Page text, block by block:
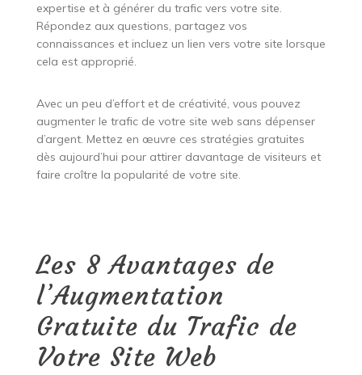
expertise et à générer du trafic vers votre site.
Répondez aux questions, partagez vos
connaissances et incluez un lien vers votre site lorsque
cela est approprié.
Avec un peu d’effort et de créativité, vous pouvez
augmenter le trafic de votre site web sans dépenser
d’argent. Mettez en œuvre ces stratégies gratuites
dès aujourd’hui pour attirer davantage de visiteurs et
faire croître la popularité de votre site.
Les 8 Avantages de
l’Augmentation
Gratuite du Trafic de
Votre Site Web